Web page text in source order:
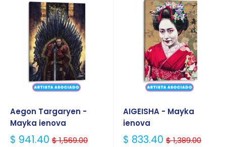
Aegon Targaryen -
Mayka ienova
Precio
$ 941.40 $ 1,569.00
AIGEISHA - Mayka
ienova
Precio
$ 833.40 $ 1,389.00